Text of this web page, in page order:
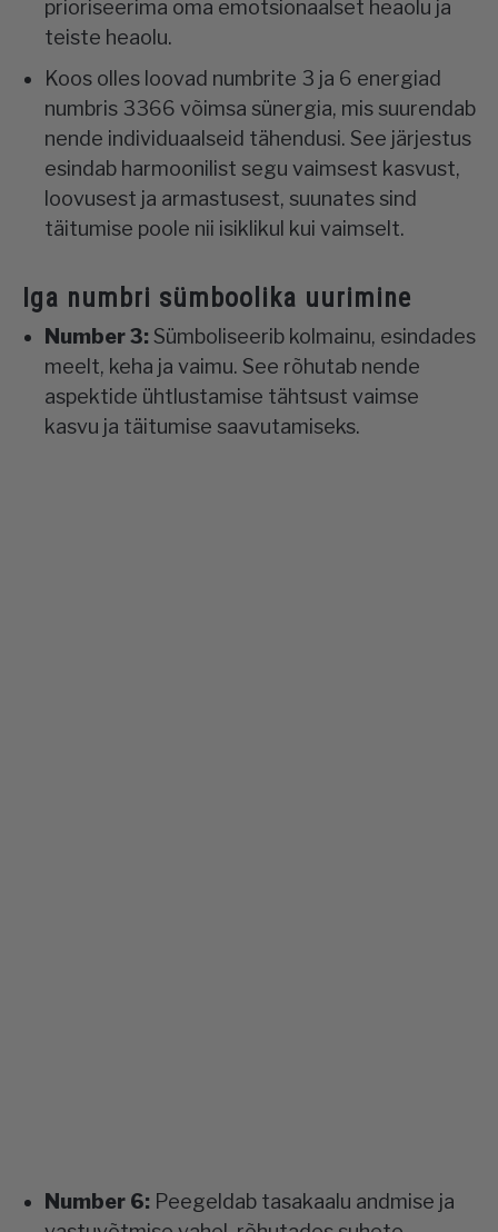
prioriseerima oma emotsionaalset heaolu ja
teiste heaolu.
Koos olles loovad numbrite 3 ja 6 energiad
numbris 3366 võimsa sünergia, mis suurendab
nende individuaalseid tähendusi. See järjestus
esindab harmoonilist segu vaimsest kasvust,
loovusest ja armastusest, suunates sind
täitumise poole nii isiklikul kui vaimselt.
Iga numbri sümboolika uurimine
Number 3: Sümboliseerib kolmainu, esindades
meelt, keha ja vaimu. See rõhutab nende
aspektide ühtlustamise tähtsust vaimse
kasvu ja täitumise saavutamiseks.
Number 6: Peegeldab tasakaalu andmise ja